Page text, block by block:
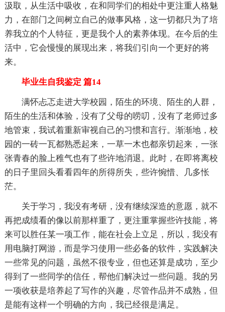
汲取，从生活中吸收，在和同学们的相处中更注重人格魅
力，在部门之间树立自己的做事风格，这一切都只为了培
养我立的个人特征，更是我个人的素养体现。在今后的生
活中，它会慢慢的展现出来，将我们引向一个更好的将
来。
毕业生自我鉴定 篇14
满怀忐忑走进大学校园，陌生的环境、陌生的人群，
陌生的生活和体验，没有了父母的唠叨，没有了老师过多
地管束，我试着重新审视自己的习惯和言行。渐渐地，校
园的一砖一瓦都熟悉起来，一草一木也都亲切起来，一张
张青春的脸上稚气也有了些许地消退。此时，在即将离校
的日子里回头看看四年的所得所失，些许惋惜、几多怅
茫。
关于学习，我没有考研，没有继续深造的意愿，就不
再把成绩看的像以前那样重了，更注重掌握些许技能，将
来可以胜任某一项工作，能在社会上立足，所以，我没有
用电脑打网游，而是学习使用一些必备的软件，实践解决
一些常见的问题，虽然不很专业，但也还算是成功，至少
得到了一些同学的信任，帮他们解决过一些问题。我的另
一项收获是培养起了写作的兴趣，尽管作品并不成熟，但
是能有这样一个明确的方向，我已经很是满足。